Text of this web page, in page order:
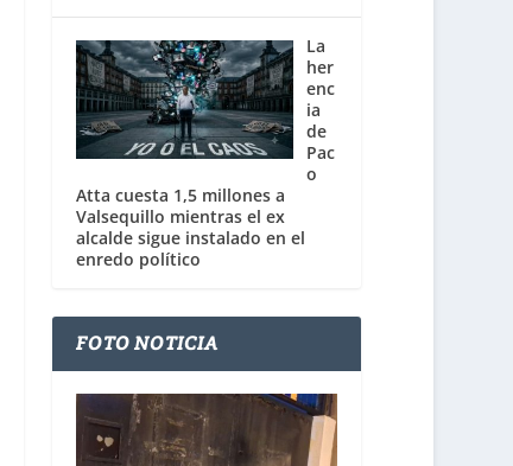
La
her
enc
ia
de
Pac
o
Atta cuesta 1,5 millones a
Valsequillo mientras el ex
alcalde sigue instalado en el
enredo político
FOTO NOTICIA